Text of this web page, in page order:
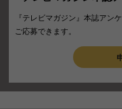
『テレビマガジン』本誌アン
ご応募できます。